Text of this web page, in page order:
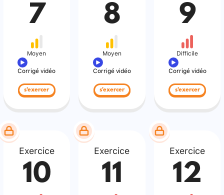
7
Moyen
Corrigé vidéo
s'exercer
8
Moyen
Corrigé vidéo
s'exercer
9
Difficile
Corrigé vidéo
s'exercer
Exercice
10
Exercice
11
Exercice
12